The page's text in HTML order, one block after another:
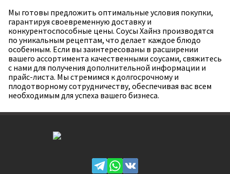
Мы готовы предложить оптимальные условия покупки,
гарантируя своевременную доставку и
конкурентоспособные цены. Соусы Хайнз производятся
по уникальным рецептам, что делает каждое блюдо
особенным. Если вы заинтересованы в расширении
вашего ассортимента качественными соусами, свяжитесь
с нами для получения дополнительной информации и
прайс-листа. Мы стремимся к долгосрочному и
плодотворному сотрудничеству, обеспечивая вас всем
необходимым для успеха вашего бизнеса.